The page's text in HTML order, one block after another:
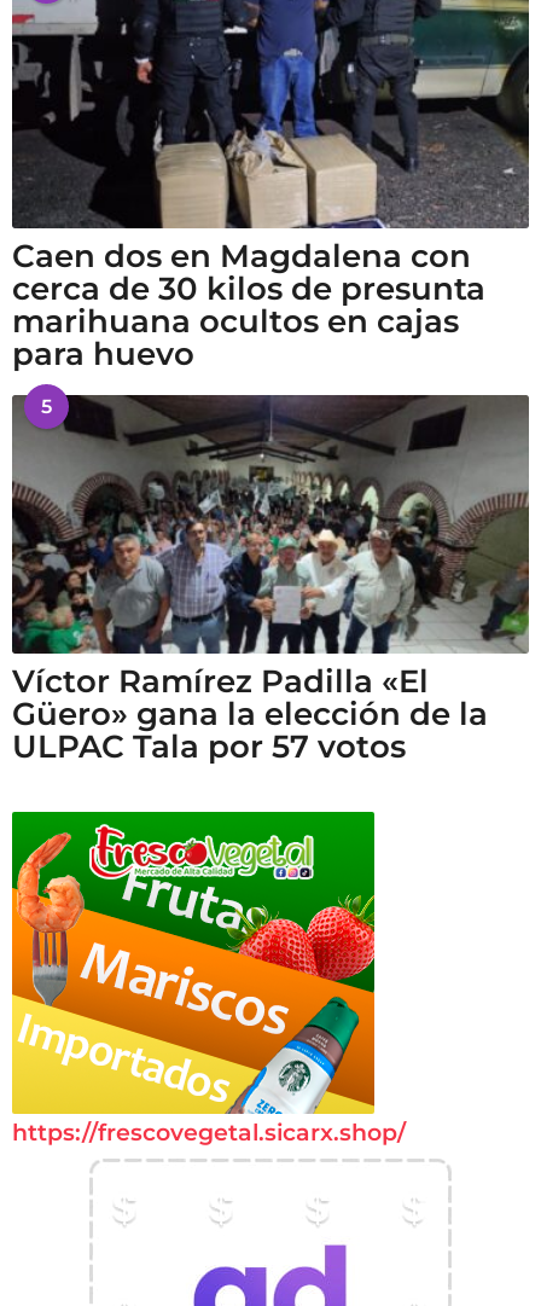
Caen dos en Magdalena con
cerca de 30 kilos de presunta
marihuana ocultos en cajas
para huevo
5
Víctor Ramírez Padilla «El
Güero» gana la elección de la
ULPAC Tala por 57 votos
https://frescovegetal.sicarx.shop/